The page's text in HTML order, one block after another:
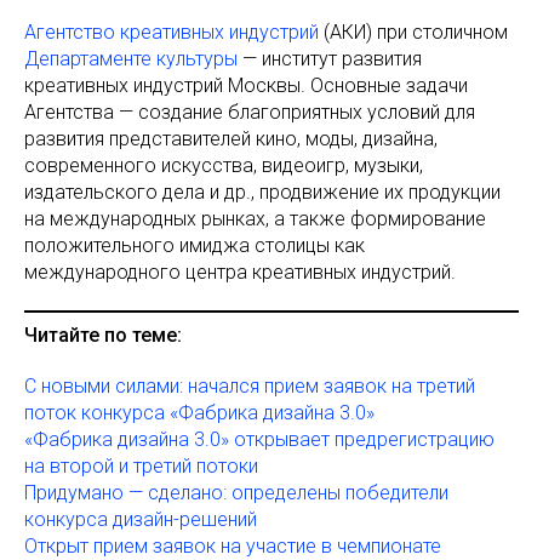
Агентство креативных индустрий (АКИ) при столичном
Департаменте культуры — институт развития
креативных индустрий Москвы. Основные задачи
Агентства — создание благоприятных условий для
развития представителей кино, моды, дизайна,
современного искусства, видеоигр, музыки,
издательского дела и др., продвижение их продукции
на международных рынках, а также формирование
положительного имиджа столицы как
международного центра креативных индустрий.
Читайте по теме:
С новыми силами: начался прием заявок на третий
поток конкурса «Фабрика дизайна 3.0»
«Фабрика дизайна 3.0» открывает предрегистрацию
на второй и третий потоки
Придумано — сделано: определены победители
конкурса дизайн-решений
Открыт прием заявок на участие в чемпионате